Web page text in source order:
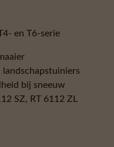
en T6-serie
bij sneeuw
SZ, RT 6112 ZL